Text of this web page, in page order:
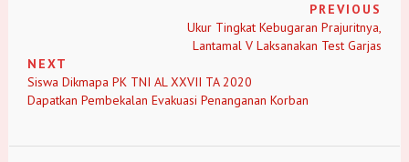
PREVIOUS
Ukur Tingkat Kebugaran Prajuritnya,
Lantamal V Laksanakan Test Garjas
NEXT
Siswa Dikmapa PK TNI AL XXVII TA 2020
Dapatkan Pembekalan Evakuasi Penanganan Korban